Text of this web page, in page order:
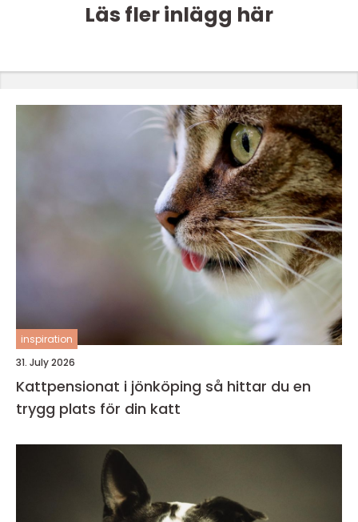
Läs fler inlägg här
inspiration
31. July 2026
Kattpensionat i jönköping så hittar du en
trygg plats för din katt